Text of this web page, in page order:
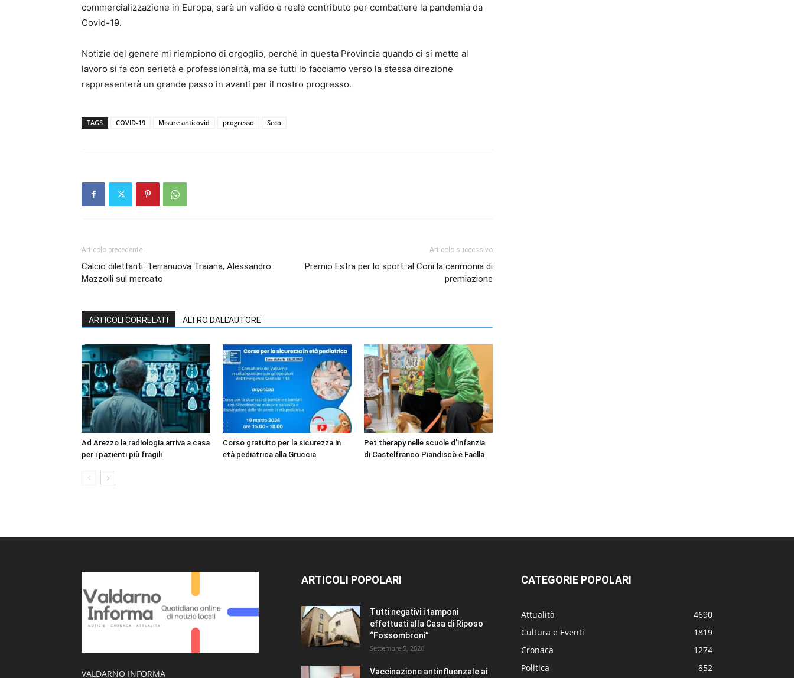
commercializzazione in Europa, sarà un valido e reale contributo per combattere la pandemia da
Covid-19.
Notizie del genere mi riempiono di orgoglio, perché in questa Provincia quando ci si mette al
lavoro si fa con serietà e professionalità, ma se tutti lo facciamo verso la stessa direzione
rappresenterà un grande passo in avanti per il nostro progresso.
TAGS COVID-19 Misure anticovid progresso Seco
Articolo precedente
Calcio dilettanti: Terranuova Traiana, Alessandro
Mazzolli sul mercato
Articolo successivo
Premio Estra per lo sport: al Coni la cerimonia di
premiazione
ARTICOLI CORRELATI ALTRO DALL'AUTORE
Ad Arezzo la radiologia arriva a casa
per i pazienti più fragili
Corso gratuito per la sicurezza in
età pediatrica alla Gruccia
Pet therapy nelle scuole d’infanzia
di Castelfranco Piandiscò e Faella
VALDARNO INFORMA
ARTICOLI POPOLARI
Tutti negativi i tamponi
effettuati alla Casa di Riposo
“Fossombroni”
Settembre 5, 2020
Vaccinazione antinfluenzale ai
CATEGORIE POPOLARI
Attualità
4690
Cultura e Eventi
1819
Cronaca
1274
Politica
852